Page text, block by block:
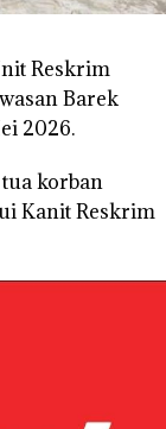
Reskrim
Barek
2026.
korban
Kanit Reskrim